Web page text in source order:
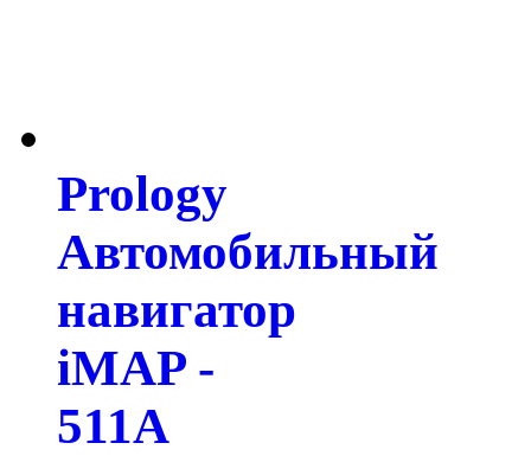
Prology
Автомобильный
навигатор
iMAP -
511A